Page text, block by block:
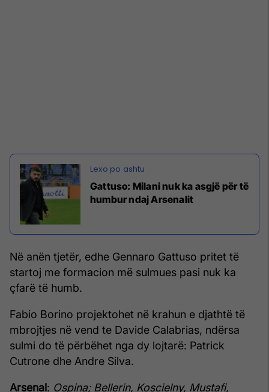
Gattuso: Milani nuk ka asgjë për të
humbur ndaj Arsenalit
Në anën tjetër, edhe Gennaro Gattuso pritet të
startoj me formacion më sulmues pasi nuk ka
çfarë të humb.
Fabio Borino projektohet në krahun e djathtë të
mbrojtjes në vend te Davide Calabrias, ndërsa
sulmi do të përbëhet nga dy lojtarë: Patrick
Cutrone dhe Andre Silva.
Arsenal : Ospina; Bellerin, Koscielny, Mustafi,